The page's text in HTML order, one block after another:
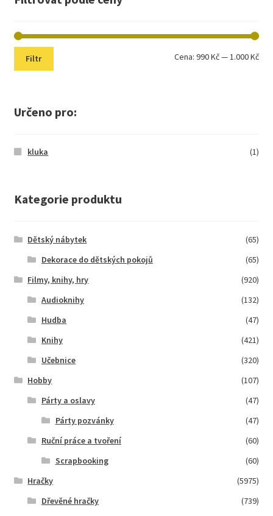
Filtr Cena:990 Kč— 1.000 Kč
Určeno pro:
kluka (1)
Kategorie produktu
Dětský nábytek
(65)
Dekorace do dětských pokojů
(65)
Filmy, knihy, hry
(920)
Audioknihy
(132)
Hudba
(47)
Knihy
(421)
Učebnice
(320)
Hobby
(107)
Párty a oslavy
(47)
Párty pozvánky
(47)
Ruční práce a tvoření
(60)
Scrapbooking
(60)
Hračky
(5975)
Dřevěné hračky
(739)